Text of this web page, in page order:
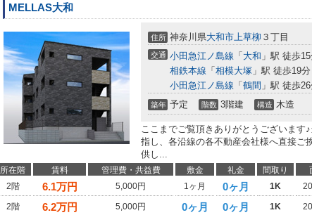
MELLAS大和
住所 神奈川県大和市上草柳 ３丁目
交通 小田急江ノ島線 「 大和 」駅 徒歩
相鉄本線 「 相模大塚 」駅 徒歩19分
小田急江ノ島線 「 鶴間 」駅 徒歩
築年 予定 階数 3階建 構造 木造
ここまでご覧頂きありがとうございます
指し、各沿線の各不動産会社様へ直接ご
供し...
所在階 賃料 管理費・共益費 敷金 礼金 間取り
2階
6.1万円 5,000円 1ヶ月 0ヶ月 1K
2階
6.2万円 5,000円 0ヶ月 0ヶ月 1K